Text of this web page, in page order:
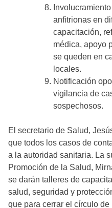
anfitrionas en
capacitación,
médica, apoyo
se queden en
locales.
Notificación
vigilancia de
sospechosos.
El secretario de Salud,
que todos los casos de
a la autoridad sanitaria. La
Promoción de la Salud,
se darán talleres de
salud, seguridad y
que para cerrar el círculo